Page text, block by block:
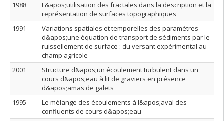
1988
L&apos;utilisation des fractales dans la description et la
représentation de surfaces topographiques
1991
Variations spatiales et temporelles des paramètres
d&apos;une équation de transport de sédiments par le
ruissellement de surface : du versant expérimental au
champ agricole
2001
Structure d&apos;un écoulement turbulent dans un
cours d&apos;eau à lit de graviers en présence
d&apos;amas de galets
1995
Le mélange des écoulements à l&apos;aval des
confluents de cours d&apos;eau